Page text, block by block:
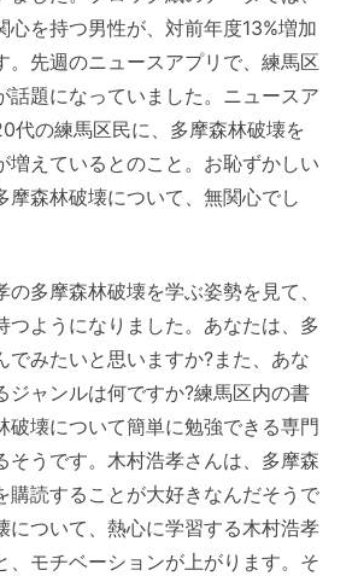
心を持つ男性が、対前年度13%増加
。先週のニュースアプリで、練馬区
話題になっていました。ニュースア
代の練馬区民に、多摩森林破壊を
増えているとのこと。お恥ずかしい
摩森林破壊について、無関心でし
の多摩森林破壊を学ぶ姿勢を見て、
つようになりました。あなたは、多
でみたいと思いますか?また、あな
ジャンルは何ですか?練馬区内の書
破壊について簡単に勉強できる専門
そうです。木村浩孝さんは、多摩森
購読することが大好きなんだそうで
について、熱心に学習する木村浩孝
、モチベーションが上がります。そ